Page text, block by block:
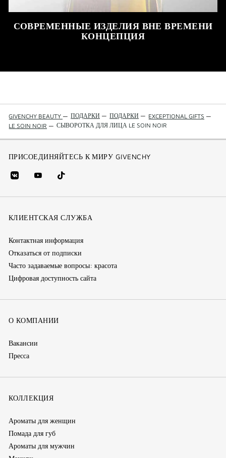
СОВРЕМЕННЫЕ ИЗДЕЛИЯ ВНЕ ВРЕМЕНИ
КОНЦЕПЦИЯ
GIVENCHY BEAUTY — ПОДАРКИ — ПОДАРКИ — EXCEPTIONAL GIFTS —
LE SOIN NOIR — СЫВОРОТКА ДЛЯ ЛИЦА LE SOIN NOIR
ПРИСОЕДИНЯЙТЕСЬ К МИРУ GIVENCHY
vk
(new
youtube
(новое
Tik
Tok
окно)
КЛИЕНТСКАЯ СЛУЖБА
Контактная информация
Отказаться от подписки
Часто задаваемые вопросы: красота
Цифровая доступность сайта
О КОМПАНИИ
Вакансии
Пресса
КОЛЛЕКЦИЯ
Ароматы для женщин
Помада для губ
Ароматы для мужчин